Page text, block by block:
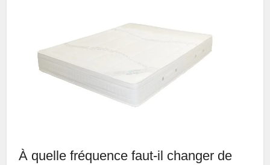
À quelle fréquence faut-il changer de